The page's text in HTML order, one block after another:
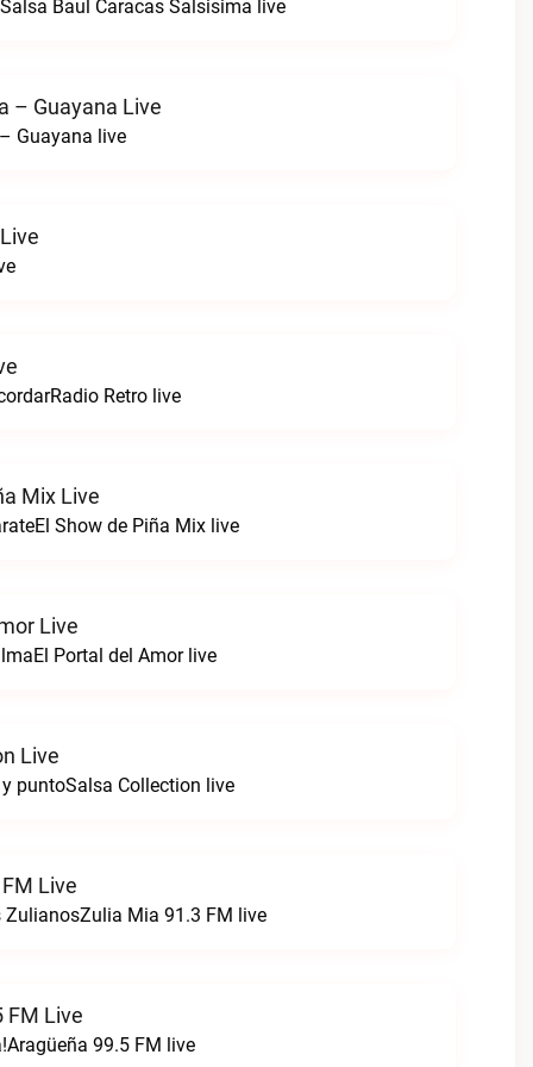
Baul Caracas Salsisima live
– Guayana Live
Guayana live
Retro live
Mix Live
Show de Piña Mix live
Live
Portal del Amor live
Live
puntoSalsa Collection live
Live
ZulianosZulia Mia 91.3 FM live
FM Live
99.5 FM live